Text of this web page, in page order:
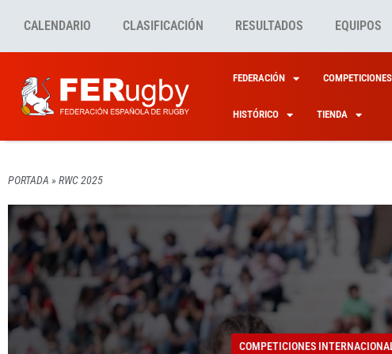
CALENDARIO CLASIFICACIÓN RESULTADOS EQUIPOS
FEDERACIÓN COMPETICIONES
HISTÓRICO TIENDA
PORTADA » RWC 2025
COMPETICIONES
COMPETICIONES